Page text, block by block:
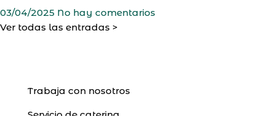
03/04/2025 No hay comentarios
Ver todas las entradas >
Trabaja con nosotros